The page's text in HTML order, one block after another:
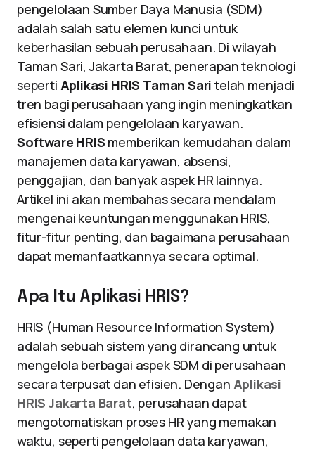
pengelolaan Sumber Daya Manusia (SDM)
adalah salah satu elemen kunci untuk
keberhasilan sebuah perusahaan. Di wilayah
Taman Sari, Jakarta Barat, penerapan teknologi
seperti Aplikasi HRIS Taman Sari telah menjadi
tren bagi perusahaan yang ingin meningkatkan
efisiensi dalam pengelolaan karyawan.
Software HRIS memberikan kemudahan dalam
manajemen data karyawan, absensi,
penggajian, dan banyak aspek HR lainnya.
Artikel ini akan membahas secara mendalam
mengenai keuntungan menggunakan HRIS,
fitur-fitur penting, dan bagaimana perusahaan
dapat memanfaatkannya secara optimal.
Apa Itu Aplikasi HRIS?
HRIS (Human Resource Information System)
adalah sebuah sistem yang dirancang untuk
mengelola berbagai aspek SDM di perusahaan
secara terpusat dan efisien. Dengan Aplikasi
HRIS Jakarta Barat, perusahaan dapat
mengotomatiskan proses HR yang memakan
waktu, seperti pengelolaan data karyawan,